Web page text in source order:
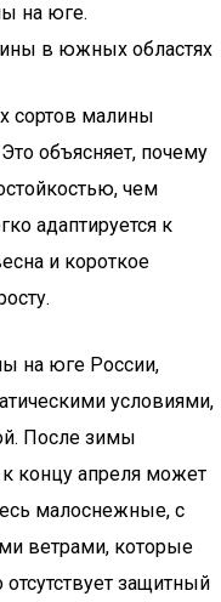
на юге.
в южных областях
сортов малины
объясняет, почему
чем
адаптируется к
и короткое
на юге России,
условиями,
После зимы
концу апреля может
малоснежные, с
ветрами, которые
защитный